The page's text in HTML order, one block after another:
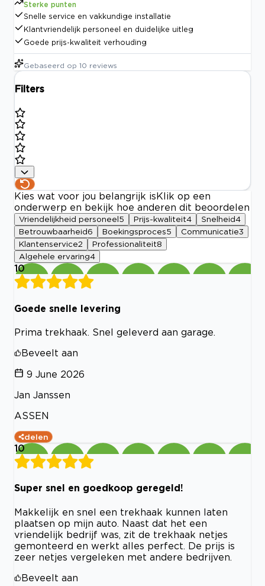
Sterke punten
Snelle service en vakkundige installatie
Klantvriendelijk personeel en duidelijke uitleg
Goede prijs-kwaliteit verhouding
Gebaseerd op 10 reviews
Filters
Kies wat voor jou belangrijk is Klik op een
onderwerp en bekijk hoe anderen dit beoordelen
Vriendelijkheid personeel 5 Prijs-kwaliteit4 Snelheid4
Betrouwbaarheid 6 Boekingsproces5 Communicatie3
Klantenservice2 Professionaliteit8
Algehele ervaring4
10
Goede snelle levering
Prima trekhaak. Snel geleverd aan garage.
Beveelt aan
9 June 2026
Jan Janssen
ASSEN
delen
10
Super snel en goedkoop geregeld!
Makkelijk en snel een trekhaak kunnen laten
plaatsen op mijn auto. Naast dat het een
vriendelijk bedrijf was, zit de trekhaak netjes
gemonteerd en werkt alles perfect. De prijs is
zeer netjes vergeleken met andere bedrijven.
Beveelt aan